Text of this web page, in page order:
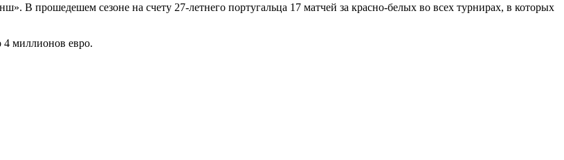
В прошедешем сезоне на счету 27-летнего португальца 17 матчей за красно-белых во всех турнирах, в которых
4 миллионов евро.